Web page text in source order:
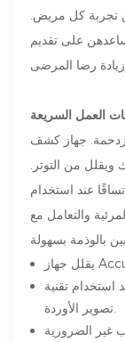
تجربة كل مريض.
على تقديم
العمل السريعة
جهاز كشف
من التوتر.
عند استخدام
والتعامل مع
المريض بنسبة 14% عند استخدام تقنية